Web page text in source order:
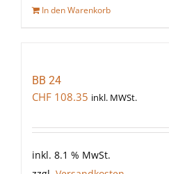
In den Warenkorb
BB 24
CHF 108.35 inkl. MWSt.
inkl. 8.1 % MwSt.